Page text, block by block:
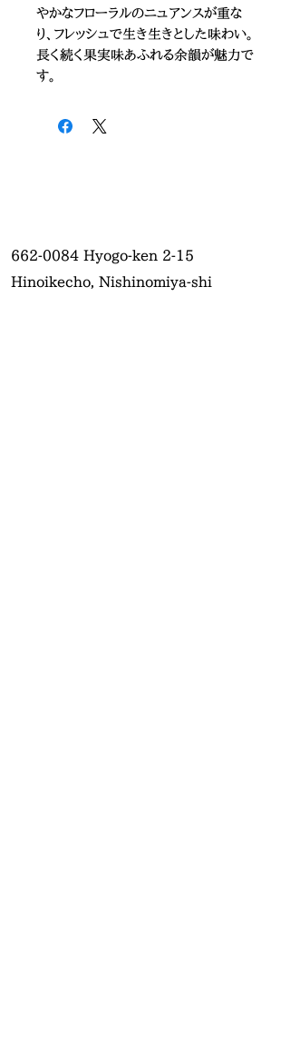
やかなフローラルのニュアンスが重な
り、フレッシュで生き生きとした味わい。
長く続く果実味あふれる余韻が魅力で
す。
662-0084 Hyogo-ken 2-15
Hinoikecho, Nishinomiya-shi